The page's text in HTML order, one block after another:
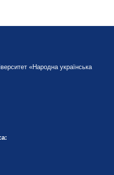
«Народна українська